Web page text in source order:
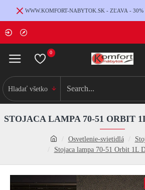
WWW.KOMFORT-NABYTOK.SK - ZĽAVA -
0
Hladať všetko
Osvetlenie-svietidlá
Stojaca lampa 70-51 Orbit 1L
STOJACA LAMPA 70-51 ORBIT